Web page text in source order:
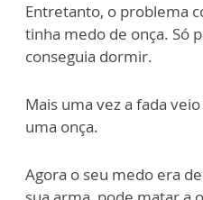
Entretanto, o problema
tinha medo de onça. Só
conseguia dormir.
Mais uma vez a fada
uma onça.
Agora o seu medo era